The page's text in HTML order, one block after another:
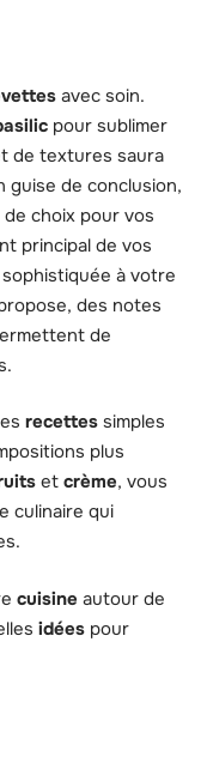
avec soin.
pour sublimer
de textures saura
guise de conclusion,
choix pour vos
principal de vos
à votre
des notes
de
recettes simples
plus
et crème, vous
culinaire qui
cuisine autour de
idées pour